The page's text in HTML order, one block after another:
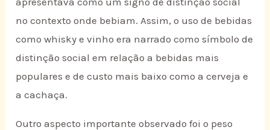
no contexto onde bebiam. Assim, o uso de bebidas
como whisky e vinho era narrado como símbolo de
distinção social em relação a bebidas mais
populares e de custo mais baixo como a cerveja e
a cachaça.
Outro aspecto importante observado foi o peso